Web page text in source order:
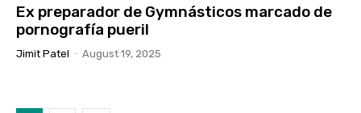
Ex preparador de Gymnásticos marcado de
pornografía pueril
Jimit Patel - August 19, 2025